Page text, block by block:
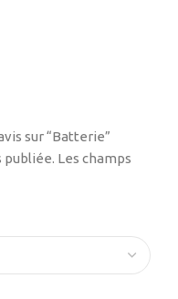
sur “Batterie”
publiée. Les champs